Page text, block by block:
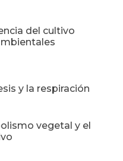
del cultivo
y la respiración
vegetal y el